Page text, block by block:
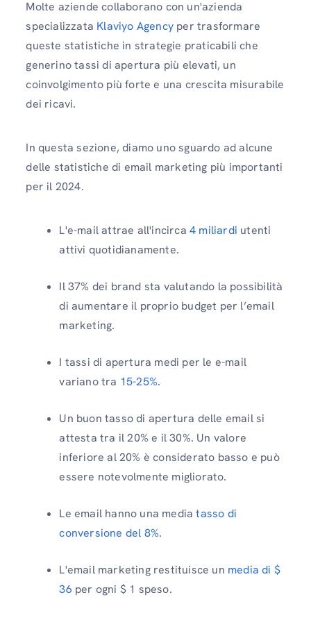
Molte aziende collaborano con un'azienda
specializzata Klaviyo Agency per trasformare
queste statistiche in strategie praticabili che
generino tassi di apertura più elevati, un
coinvolgimento più forte e una crescita misurabile
dei ricavi.
In questa sezione, diamo uno sguardo ad alcune
delle statistiche di email marketing più importanti
per il 2024.
L'e-mail attrae all'incirca 4 miliardi utenti
attivi quotidianamente.
Il 37% dei brand sta valutando la possibilità
di aumentare il proprio budget per l’email
marketing.
I tassi di apertura medi per le e-mail
variano tra 15-25%.
Un buon tasso di apertura delle email si
attesta tra il 20% e il 30%. Un valore
inferiore al 20% è considerato basso e può
essere notevolmente migliorato.
Le email hanno una mediatasso di
conversione del 8%.
L'email marketing restituisce un media di $
36 per ogni $ 1 speso.